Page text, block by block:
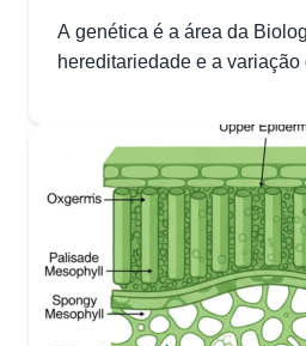
A genética é a área da
hereditariedade e a variação